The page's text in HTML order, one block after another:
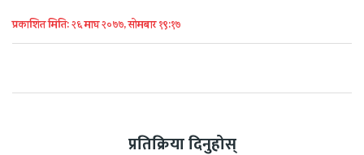
प्रकाशित मिति: २६ माघ २०७७, सोमबार १९:१७
प्रतिक्रिया दिनुहोस्